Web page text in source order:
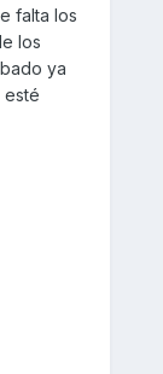
falta los
los
ya
esté